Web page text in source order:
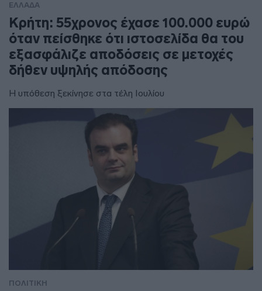
ΕΛΛΑΔΑ
Κρήτη: 55χρονος έχασε 100.000 ευρώ
όταν πείσθηκε ότι ιστοσελίδα θα του
εξασφάλιζε αποδόσεις σε μετοχές
δήθεν υψηλής απόδοσης
Η υπόθεση ξεκίνησε στα τέλη Ιουλίου
ΠΟΛΙΤΙΚΗ